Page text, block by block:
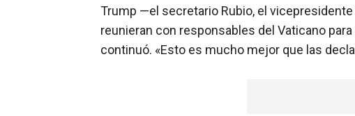
Trump —el secretario Rubio, el
reunieran con responsables del Vaticano
continuó. «Esto es mucho mejor que las